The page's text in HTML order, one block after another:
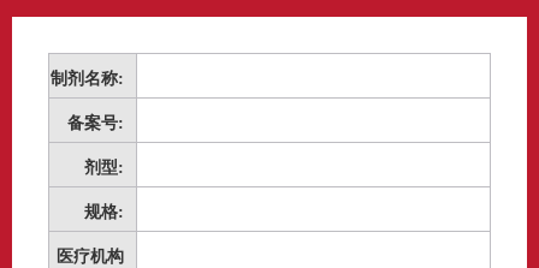
制剂名称:
备案号:
剂型:
规格:
医疗机构